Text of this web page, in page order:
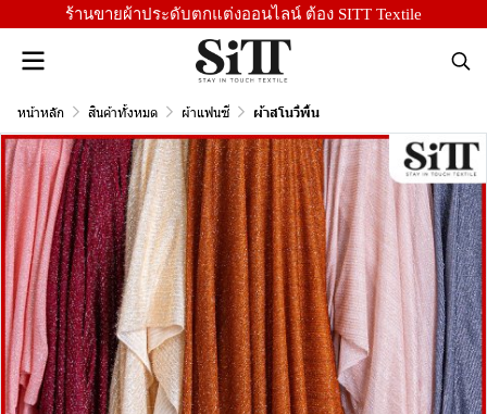
ร้านขายผ้าประดับตกแต่งออนไลน์ ต้อง SITT Textile
หน้าหลัก สินค้าทั้งหมด ผ้าแฟนซี ผ้าสโนวี่พื้น